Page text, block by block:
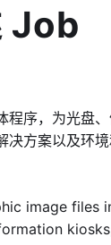
Job
程序，为光盘
决方案以及环
image files